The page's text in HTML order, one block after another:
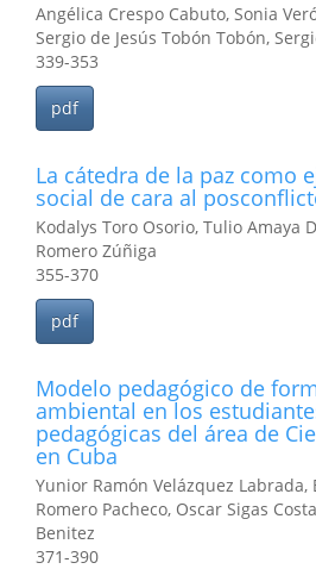
Angélica Crespo Cabuto, Sonia
Sergio de Jesús Tobón Tobón,
339-353
pdf
La cátedra de la paz como
social de cara al
Kodalys Toro Osorio, Tulio Amaya
Romero Zúñiga
355-370
pdf
Modelo pedagógico de
ambiental en los
pedagógicas del área de
en Cuba
Yunior Ramón Velázquez Labrada,
Romero Pacheco, Oscar Sigas
Benitez
371-390